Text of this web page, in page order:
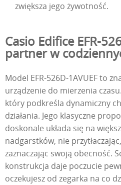
zwiększa jego żywotność.
Casio Edifice EFR-
partner w
Model EFR-526D-1AVUEF to
urządzenie do mierzenia
który podkreśla dynamiczny
działania. Jego klasyczne
doskonale układa się na
nadgarstków, nie
zaznaczając swoją obecność.
konstrukcja daje poczucie
oczekujesz od zegarka na co